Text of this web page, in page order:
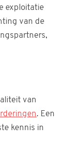
exploitatie
van de
van
. Een
kennis in